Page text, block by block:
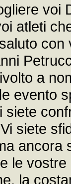
voi
atleti
a
evento
siete
ancora
le
la